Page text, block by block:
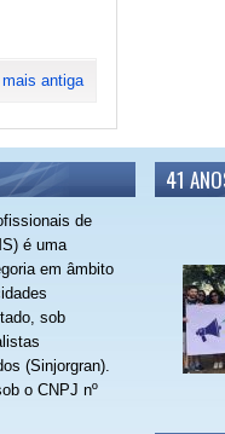
antiga
de
é uma
em âmbito
sob
(Sinjorgran).
o CNPJ nº
41